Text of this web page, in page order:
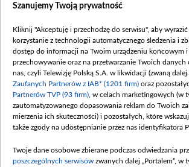
Za to w finale: mała
rewolucja u
W nowym tygodniu...
Szanujemy Twoją prywatność
Kliknij "Akceptuję i przechodzę do serwisu", aby
korzystanie z technologii automatycznego śledzenia i
dostęp do informacji na Twoim urządzeniu końcowym i
przechowywanie oraz na przetwarzanie Twoich danych
nas, czyli Telewizję Polską S.A. w likwidacji (zwaną dalej
Zaufanych Partnerów z IAB* (1201 firm) oraz
Partnerów TVP (93 firm) , w celach marketingowych (w
zautomatyzowanego dopasowania reklam do Twoich
mierzenia ich skuteczności) i pozostałych, które
także zgody na udostępnianie przez nas identyfikatora
Twoje dane osobowe zbierane podczas odwiedzania
poszczególnych serwisów zwanych dalej „Portalem”, w